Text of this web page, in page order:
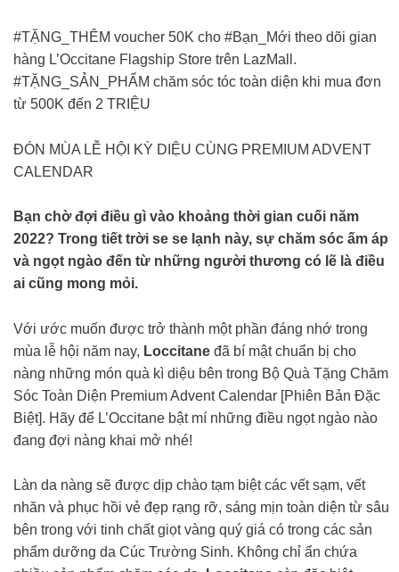
#TẶNG_THÊM voucher 50K cho #Bạn_Mới theo dõi gian
hàng L’Occitane Flagship Store trên LazMall.
#TẶNG_SẢN_PHẨM chăm sóc tóc toàn diện khi mua đơn
từ 500K đến 2 TRIỆU
ĐÓN MÙA LỄ HỘI KỲ DIỆU CÙNG PREMIUM ADVENT
CALENDAR
Bạn chờ đợi điều gì vào khoảng thời gian cuối năm
2022? Trong tiết trời se se lạnh này, sự chăm sóc ấm áp
và ngọt ngào đến từ những người thương có lẽ là điều
ai cũng mong mỏi.
Với ước muốn được trở thành một phần đáng nhớ trong
mùa lễ hội năm nay, Loccitane đã bí mật chuẩn bị cho
nàng những món quà kì diệu bên trong Bộ Quà Tặng Chăm
Sóc Toàn Diện Premium Advent Calendar [Phiên Bản Đặc
Biệt]. Hãy để L’Occitane bật mí những điều ngọt ngào nào
đang đợi nàng khai mở nhé!
Làn da nàng sẽ được dịp chào tạm biệt các vết sạm, vết
nhăn và phục hồi vẻ đẹp rạng rỡ, sáng mịn toàn diện từ sâu
bên trong với tinh chất giọt vàng quý giá có trong các sản
phẩm dưỡng da Cúc Trường Sinh. Không chỉ ẩn chứa